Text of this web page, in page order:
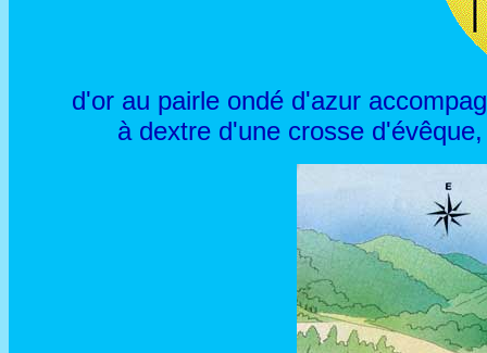
d'or au pairle ondé d'azur
à dextre d'une crosse